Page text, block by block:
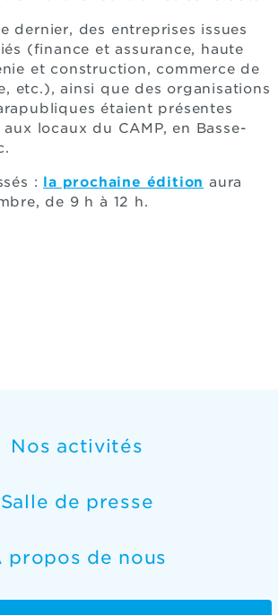
dernier, des entreprises issues
(finance et assurance, haute
et construction, commerce de
etc.), ainsi que des organisations
étaient présentes
aux locaux du CAMP, en Basse-
: la prochaine édition aura
de 9 h à 12 h.
Nos activités
Salle de presse
propos de nous